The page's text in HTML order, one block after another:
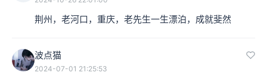
荆州，老河口，重庆，老先生一生漂泊，成就斐然
波点猫
2024-07-01 21:25:53